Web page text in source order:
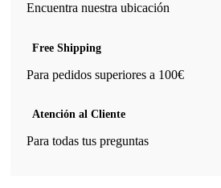
Encuentra nuestra ubicación
Free Shipping
Para pedidos superiores a 100€
Atención al Cliente
Para todas tus preguntas